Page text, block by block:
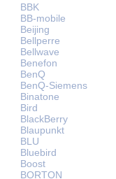
BBK
BB-mobile
Beijing
Bellperre
Bellwave
Benefon
BenQ
BenQ-Siemens
Binatone
Bird
BlackBerry
Blaupunkt
BLU
Bluebird
Boost
BORTON